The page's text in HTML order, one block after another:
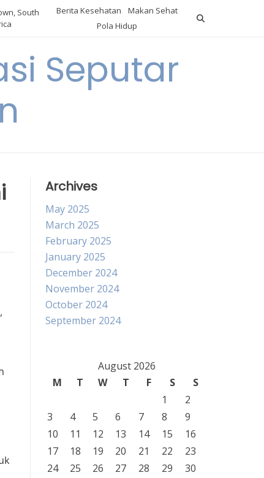
South
Berita Kesehatan
Makan Sehat
Pola Hidup
Seputar
Archives
May 2025
March 2025
February 2025
January 2025
December 2024
November 2024
October 2024
September 2024
August 2026
M
T W T F S
S
1
2
3
4 5 6 7 8
9
10
11 12 13 14 15
16
17
18 19 20 21 22
23
24
25 26 27 28 29
30